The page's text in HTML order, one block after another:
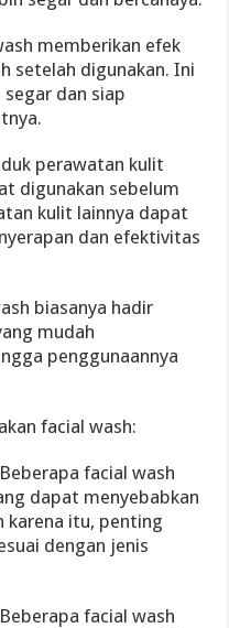
memberikan efek
setelah digunakan. Ini
dan siap
perawatan kulit
digunakan sebelum
kulit lainnya dapat
dan efektivitas
biasanya hadir
mudah
penggunaannya
facial wash:
facial wash
dapat menyebabkan
karena itu, penting
dengan jenis
facial wash